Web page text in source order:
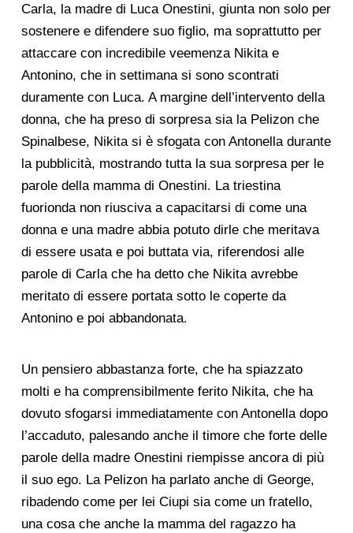
Carla, la madre di Luca Onestini, giunta non solo per
sostenere e difendere suo figlio, ma soprattutto per
attaccare con incredibile veemenza Nikita e
Antonino, che in settimana si sono scontrati
duramente con Luca. A margine dell’intervento della
donna, che ha preso di sorpresa sia la Pelizon che
Spinalbese, Nikita si è sfogata con Antonella durante
la pubblicità, mostrando tutta la sua sorpresa per le
parole della mamma di Onestini. La triestina
fuorionda non riusciva a capacitarsi di come una
donna e una madre abbia potuto dirle che meritava
di essere usata e poi buttata via, riferendosi alle
parole di Carla che ha detto che Nikita avrebbe
meritato di essere portata sotto le coperte da
Antonino e poi abbandonata.
Un pensiero abbastanza forte, che ha spiazzato
molti e ha comprensibilmente ferito Nikita, che ha
dovuto sfogarsi immediatamente con Antonella dopo
l’accaduto, palesando anche il timore che forte delle
parole della madre Onestini riempisse ancora di più
il suo ego. La Pelizon ha parlato anche di George,
ribadendo come per lei Ciupi sia come un fratello,
una cosa che anche la mamma del ragazzo ha